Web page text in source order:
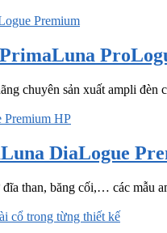
chuyên sản xuất ampli
DiaLogue
than, băng cối,… các mẫu